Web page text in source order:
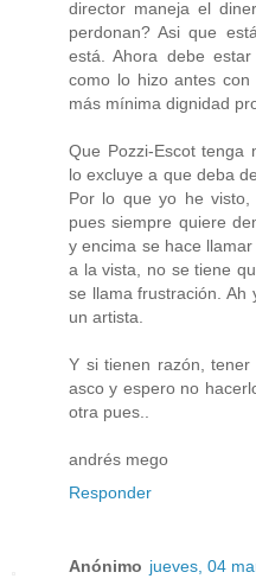
director maneja el
perdonan? Asi que
está. Ahora debe
como lo hizo antes
más mínima dignidad
Que Pozzi-Escot tenga
lo excluye a que deba
Por lo que yo he visto,
pues siempre quiere
y encima se hace
a la vista, no se tiene
se llama frustración. Ah
un artista.
Y si tienen razón,
asco y espero no
otra pues..
andrés mego
Responder
Anónimo jueves, 04